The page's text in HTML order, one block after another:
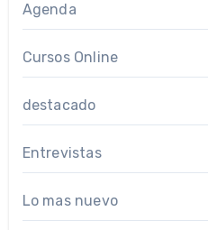
Agenda
Cursos Online
destacado
Entrevistas
Lo mas nuevo